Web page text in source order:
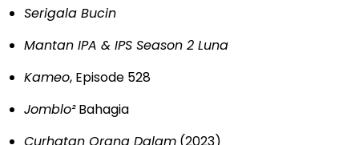
Serigala Bucin
Mantan IPA & IPS Season 2 Luna
Kameo, Episode 528
Jomblo²Bahagia